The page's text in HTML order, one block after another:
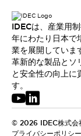
IDECは、産業用
年にわたり日本で
業を展開していま
革新的な製品とソ
と安全性の向上に
す。
© 2026 IDEC株式会
プライバシーポリシー